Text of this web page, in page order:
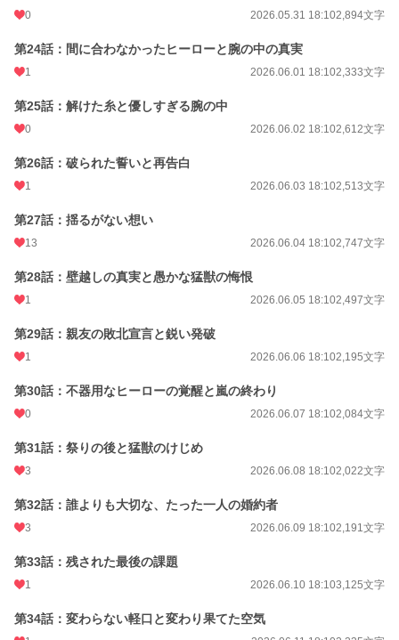
0 2026.05.31 18:102,894文字
第24話：間に合わなかったヒーローと腕の中の真実
1 2026.06.01 18:102,333文字
第25話：解けた糸と優しすぎる腕の中
0 2026.06.02 18:102,612文字
第26話：破られた誓いと再告白
1 2026.06.03 18:102,513文字
第27話：揺るがない想い
13 2026.06.04 18:102,747文字
第28話：壁越しの真実と愚かな猛獣の悔恨
1 2026.06.05 18:102,497文字
第29話：親友の敗北宣言と鋭い発破
1 2026.06.06 18:102,195文字
第30話：不器用なヒーローの覚醒と嵐の終わり
0 2026.06.07 18:102,084文字
第31話：祭りの後と猛獣のけじめ
3 2026.06.08 18:102,022文字
第32話：誰よりも大切な、たった一人の婚約者
3 2026.06.09 18:102,191文字
第33話：残された最後の課題
1 2026.06.10 18:103,125文字
第34話：変わらない軽口と変わり果てた空気